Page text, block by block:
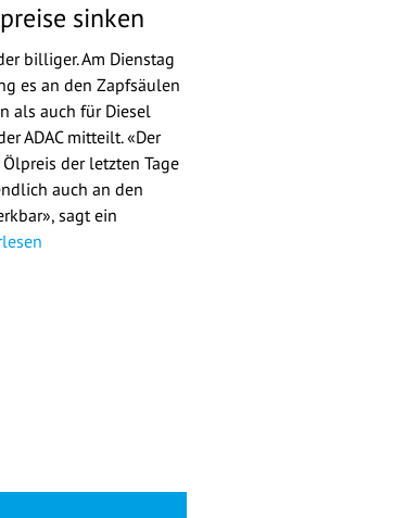
sinken
billiger. Am Dienstag
es an den Zapfsäulen
als auch für Diesel
ADAC mitteilt. «Der
der letzten Tage
auch an den
sagt ein